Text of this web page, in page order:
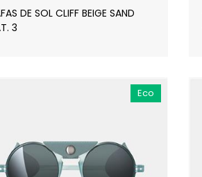
DE SOL CLIFF BEIGE SAND
3
Eco